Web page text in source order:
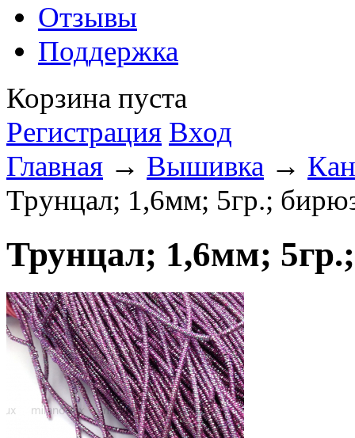
Отзывы
Поддержка
Корзина пуста
Регистрация Вход
Главная → Вышивка →
Трунцал; 1,6мм; 5гр.;
Трунцал; 1,6мм;